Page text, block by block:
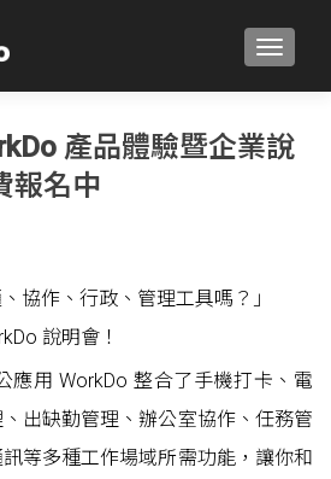
產品體驗暨企業說
報名中
協作、行政、管理工具嗎？」
說明會！
應用 WorkDo 整合了手機打卡、電
出缺勤管理、辦公室協作、任務管
等多種工作場域所需功能，讓你和